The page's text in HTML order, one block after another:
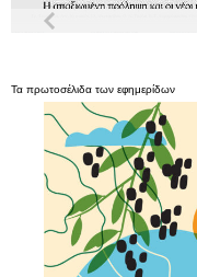
Τα πρωτοσέλιδα των εφημερίδων